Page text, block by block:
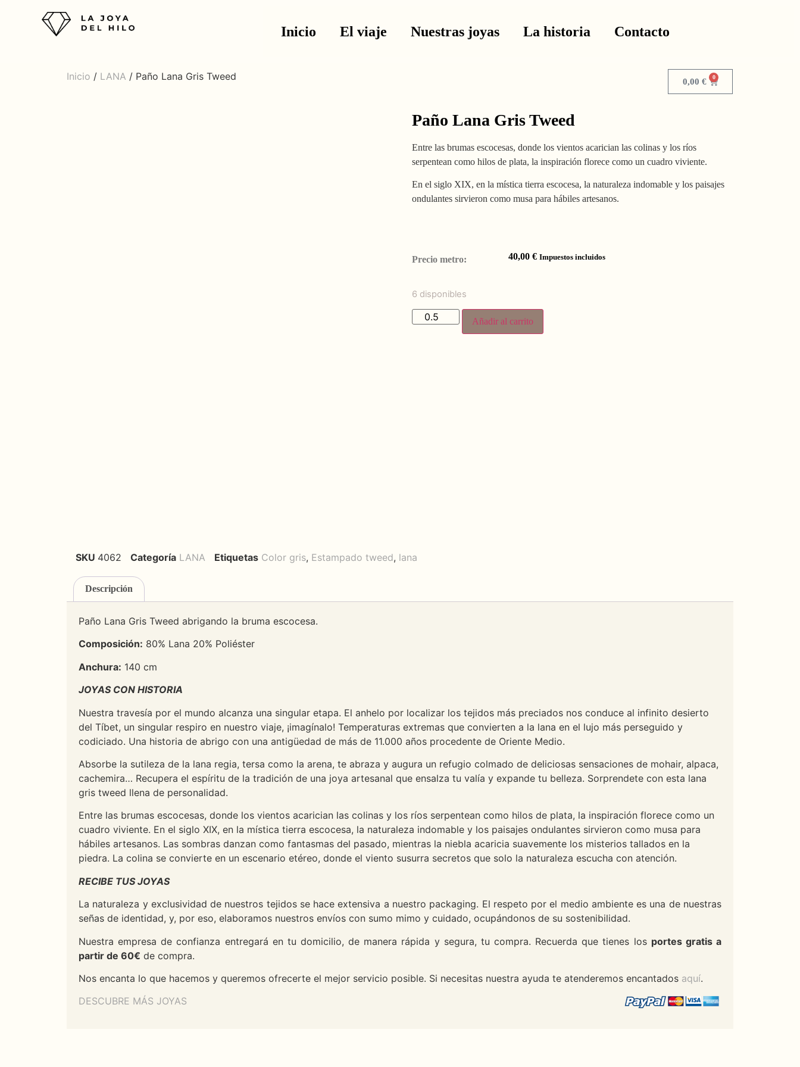
Inicio El viaje Nuestras joyas La historia Contacto
Inicio / LANA / Paño Lana Gris Tweed 0,00 € 0
Paño Lana Gris Tweed
Entre las brumas escocesas, donde los vientos acarician las colinas y los ríos
serpentean como hilos de plata, la inspiración florece como un cuadro viviente.
En el siglo XIX, en la mística tierra escocesa, la naturaleza indomable y los paisajes
ondulantes sirvieron como musa para hábiles artesanos.
Precio metro: 40,00 € Impuestos incluidos
6 disponibles
Añadir al carrito
SKU 4062 Categoría LANA Etiquetas Color gris, Estampado tweed, lana
Descripción
Paño Lana Gris Tweed abrigando la bruma escocesa.
Composición: 80% Lana 20% Poliéster
Anchura: 140 cm
JOYAS CON HISTORIA
Nuestra travesía por el mundo alcanza una singular etapa. El anhelo por localizar los tejidos más preciados nos conduce al infinito desierto
del Tíbet, un singular respiro en nuestro viaje, ¡imagínalo! Temperaturas extremas que convierten a la lana en el lujo más perseguido y
codiciado. Una historia de abrigo con una antigüedad de más de 11.000 años procedente de Oriente Medio.
Absorbe la sutileza de la lana regia, tersa como la arena, te abraza y augura un refugio colmado de deliciosas sensaciones de mohair, alpaca,
cachemira… Recupera el espíritu de la tradición de una joya artesanal que ensalza tu valía y expande tu belleza. Sorprendete con esta lana
gris tweed llena de personalidad.
Entre las brumas escocesas, donde los vientos acarician las colinas y los ríos serpentean como hilos de plata, la inspiración florece como un
cuadro viviente. En el siglo XIX, en la mística tierra escocesa, la naturaleza indomable y los paisajes ondulantes sirvieron como musa para
hábiles artesanos. Las sombras danzan como fantasmas del pasado, mientras la niebla acaricia suavemente los misterios tallados en la
piedra. La colina se convierte en un escenario etéreo, donde el viento susurra secretos que solo la naturaleza escucha con atención.
RECIBE TUS JOYAS
La naturaleza y exclusividad de nuestros tejidos se hace extensiva a nuestro packaging. El respeto por el medio ambiente es una de nuestras
señas de identidad, y, por eso, elaboramos nuestros envíos con sumo mimo y cuidado, ocupándonos de su sostenibilidad.
Nuestra empresa de confianza entregará en tu domicilio, de manera rápida y segura, tu compra. Recuerda que tienes los portes gratis a
partir de 60€ de compra.
Nos encanta lo que hacemos y queremos ofrecerte el mejor servicio posible. Si necesitas nuestra ayuda te atenderemos encantados aquí.
DESCUBRE MÁS JOYAS